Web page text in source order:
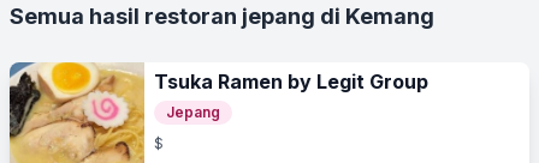
Semua hasil restoran jepang di Kemang
Tsuka Ramen by Legit Group
Jepang
$